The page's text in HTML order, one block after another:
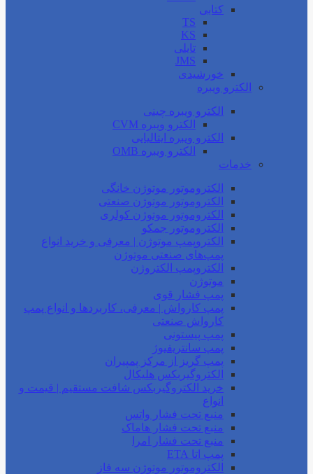
کتابی
TS
KS
تایلی
JMS
خورشیدی
الکترو ویبره
الکترو ویبره چینی
الکترو ویبره CVM
الکترو ویبره ایتالیایی
الکترو ویبره OMB
خدمات
الکتروموتور موتوژن خانگی
الکتروموتور موتوژن صنعتی
الکتروموتور موتوژن کولری
الکتروموتور جمکو
الکتروپمپ موتوژن | معرفی و خرید انواع
پمپ‌های صنعتی موتوژن
الکتروپمپ الکتروژن
موتوژن
پمپ فشار قوی
پمپ کارواش | معرفی، کاربردها و انواع پمپ
کارواش صنعتی
پمپ پیستونی
پمپ سانتریفیوژ
پمپ گریز از مرکز پمپیران
الکتروگیربکس هلیکال
خرید الکتروگیربکس شافت مستقیم | قیمت و
انواع
منبع تحت فشار واتس
منبع تحت فشار هاماک
منبع تحت فشار امرا
پمپ اتا ETA
الکتروموتور موتوژن سه فاز